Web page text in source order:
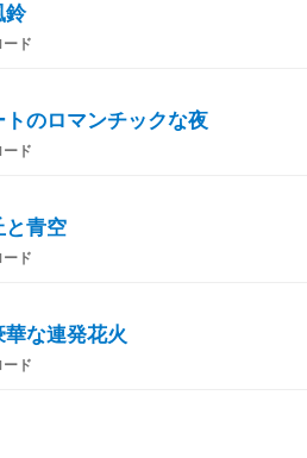
鈴
ド
トのロマンチックな夜
ド
と青空
ド
な連発花火
ド